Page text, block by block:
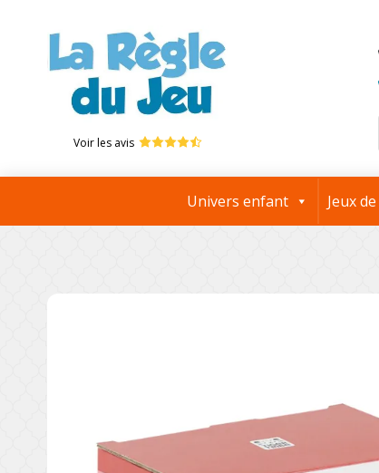
Voir les avis
Univers enfant Jeux